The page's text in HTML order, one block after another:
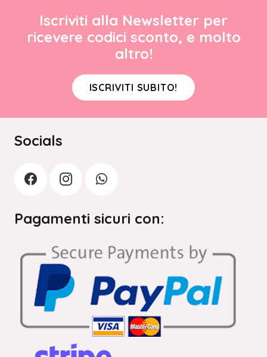
Iscriviti alla Newsletter per
ricevere codici sconto, e molto
altro!
ISCRIVITI SUBITO!
Socials
Pagamenti sicuri con: